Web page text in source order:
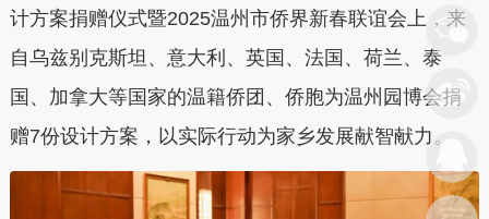
计方案捐赠仪式暨2025温州市侨界新春联谊会上，来
自乌兹别克斯坦、意大利、英国、法国、荷兰、泰
国、加拿大等国家的温籍侨团、侨胞为温州园博会捐
赠7份设计方案，以实际行动为家乡发展献智献力。